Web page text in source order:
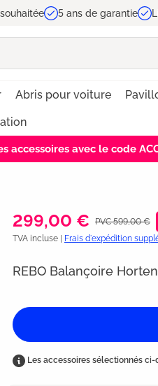
5 ans de garantie
Abris pour voiture
accessoires avec le code
299,00 € PVC 599,00 €
TVA incluse | Frais d'expédition
REBO Balançoire
Les accessoires sélectionnés